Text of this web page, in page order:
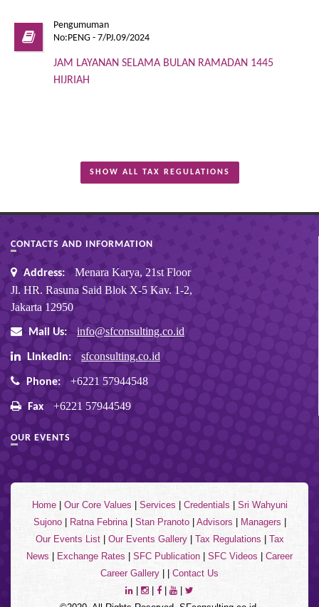
Pengumuman
No:PENG - 7/PJ.09/2024
JAM LAYANAN SELAMA BULAN RAMADAN 1445
HIJRIAH
SHOW ALL TAX REGULATIONS
CONTACTS AND INFORMATION
Address:
Menara Karya, 21st Floor
Jl. HR. Rasuna Said Blok X-5 Kav. 1-2,
Jakarta 12950
Mail Us: info@sfconsulting.co.id
Linkedin: sfconsulting.co.id
Phone: +6221 57944548
Fax +6221 57944549
OUR EVENTS
Home| Our Core Values Services Credentials
Sri Wahyuni
Sujono| Ratna Febrina| Stan Pranoto| Advisors Managers
Our Events List| Our Events Gallery| Tax Regulations
Tax
News
Exchange Rates SFC Publication SFC Videos
Career
Career Gallery
Contact Us